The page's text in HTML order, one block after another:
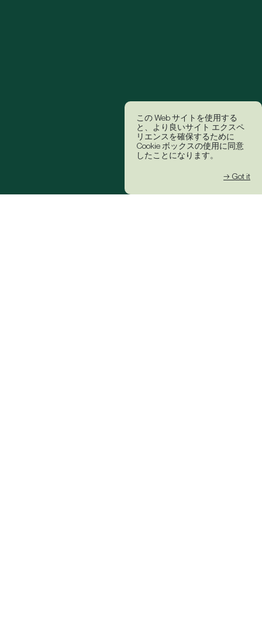
この Web サイトを使用する
と、より良いサイト エクスペ
リエンスを確保するために
Cookie ボックスの使用に同意
したことになります。
→ Got it